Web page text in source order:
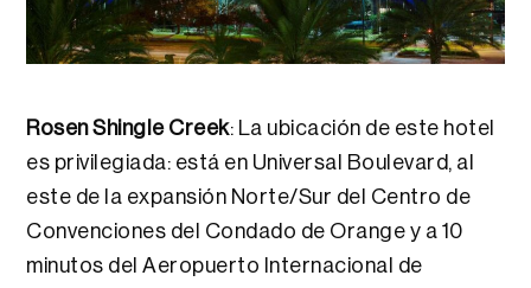
Rosen Shingle Creek: La ubicación de este hotel
es privilegiada: está en Universal Boulevard, al
este de la expansión Norte/Sur del Centro de
Convenciones del Condado de Orange y a 10
minutos del Aeropuerto Internacional de